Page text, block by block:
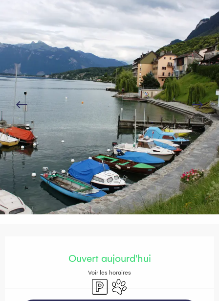
Ouvert aujourd'hui
Voir les horaires
ParkingAnimaux acceptés